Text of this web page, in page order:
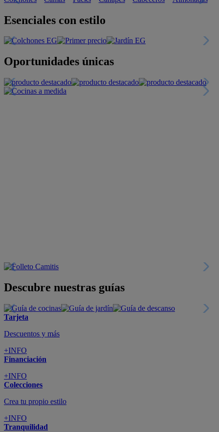
Esenciales con estilo
Oportunidades únicas
Descubre nuestras guías
Tarjeta
Descuentos y más
+INFO
Financiación
+INFO
Colecciones
Crea tu propio estilo
+INFO
Tranquilidad